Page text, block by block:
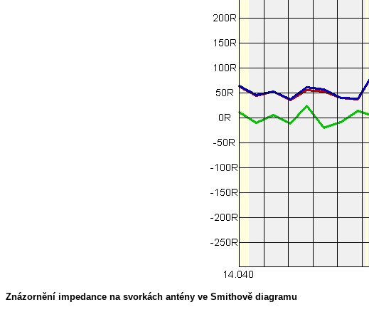
Znázornění impedance na svorkách antény ve Smithově diagramu